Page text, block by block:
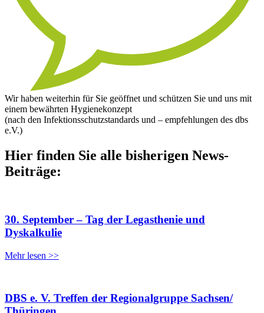
Wir haben weiterhin für Sie geöffnet und schützen Sie und uns mit
einem bewährten Hygienekonzept
(nach den Infektionsschutzstandards und – empfehlungen des dbs
e.V.)
Hier finden Sie alle bisherigen News-
Beiträge:
30. September – Tag der Legasthenie und
Dyskalkulie
Mehr lesen >>
DBS e. V. Treffen der Regionalgruppe Sachsen/